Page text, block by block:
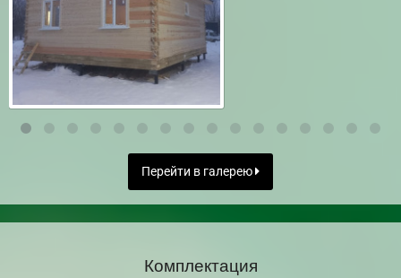
Перейти в галерею
Комплектация